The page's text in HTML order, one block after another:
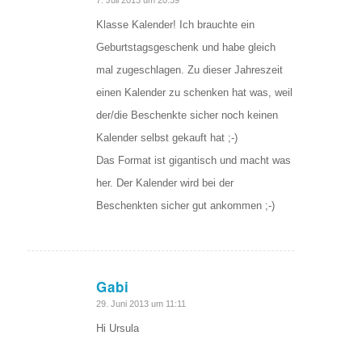
Klasse Kalender! Ich brauchte ein
Geburtstagsgeschenk und habe gleich
mal zugeschlagen. Zu dieser Jahreszeit
einen Kalender zu schenken hat was, weil
der/die Beschenkte sicher noch keinen
Kalender selbst gekauft hat ;-)
Das Format ist gigantisch und macht was
her. Der Kalender wird bei der
Beschenkten sicher gut ankommen ;-)
Gabi
sagte:
29. Juni 2013 um 11:11
Hi Ursula